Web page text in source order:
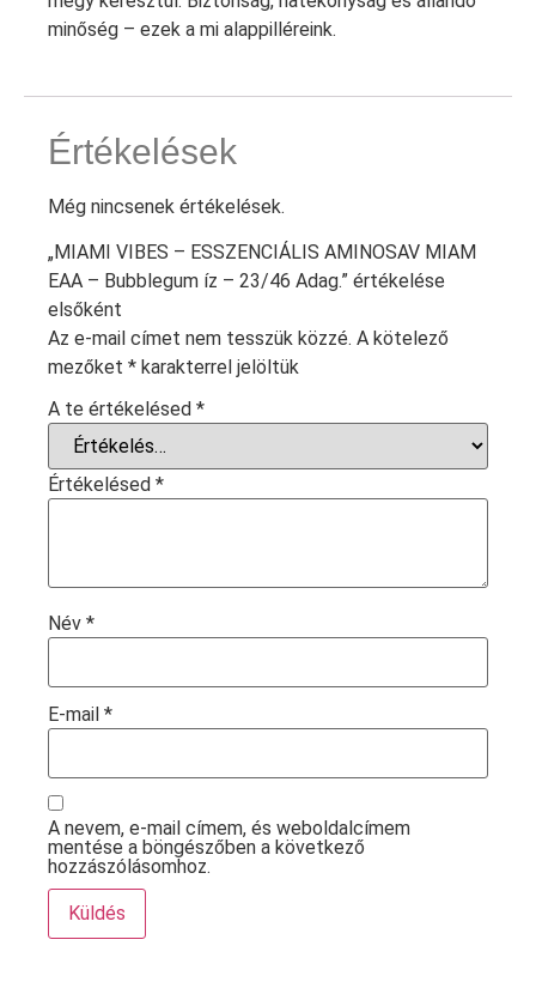
minőség – ezek a mi alappilléreink.
Értékelések
Még nincsenek értékelések.
„MIAMI VIBES – ESSZENCIÁLIS AMINOSAV MIAM
EAA – Bubblegum íz – 23/46 Adag.” értékelése
elsőként
Az e-mail címet nem tesszük közzé. A kötelező
mezőket * karakterrel jelöltük
A te értékelésed *
Értékelésed *
Név *
E-mail *
A nevem, e-mail címem, és weboldalcímem
mentése a böngészőben a következő
hozzászólásomhoz.